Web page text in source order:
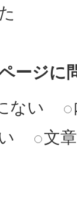
る店舗
ージに
ない
文